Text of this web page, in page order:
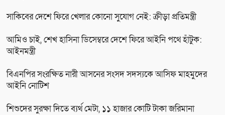
সাকিবের দেশে ফিরে খেলার কোনো সুযোগ নেই: ক্রীড়া প্রতিমন্ত্রী
আমিও চাই, শেখ হাসিনা ডিসেম্বরে দেশে ফিরে আইনি পথে হাঁটুক:
আইনমন্ত্রী
বিএনপির সংরক্ষিত নারী আসনের সংসদ সদস্যকে আসিফ মাহমুদের
আইনি নোটিশ
শিশুদের সুরক্ষা দিতে ব্যর্থ মেটা, ১১ হাজার কোটি টাকা জরিমানা